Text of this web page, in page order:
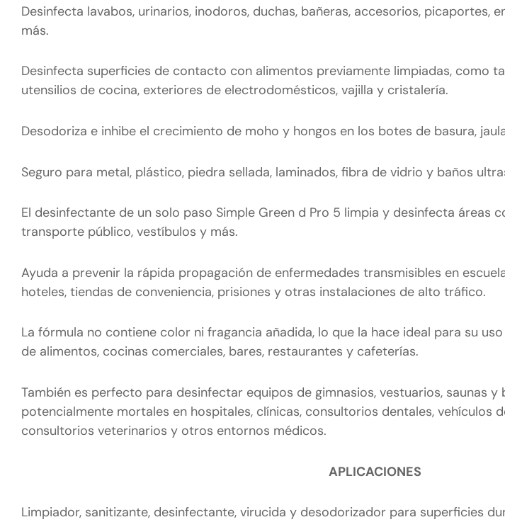
Desinfecta lavabos, urinarios, inodoros, duchas, bañeras, accesorios, picaportes,
más.
Desinfecta superficies de contacto con alimentos previamente limpiadas, como
utensilios de cocina, exteriores de electrodomésticos, vajilla y cristalería.
Desodoriza e inhibe el crecimiento de moho y hongos en los botes de basura,
Seguro para metal, plástico, piedra sellada, laminados, fibra de vidrio y baños
El desinfectante de un solo paso Simple Green d Pro 5 limpia y desinfecta áreas
transporte público, vestíbulos y más.
Ayuda a prevenir la rápida propagación de enfermedades transmisibles en
hoteles, tiendas de conveniencia, prisiones y otras instalaciones de alto tráfico.
La fórmula no contiene color ni fragancia añadida, lo que la hace ideal para su
de alimentos, cocinas comerciales, bares, restaurantes y cafeterías.
También es perfecto para desinfectar equipos de gimnasios, vestuarios, saunas
potencialmente mortales en hospitales, clínicas, consultorios dentales, vehículos
consultorios veterinarios y otros entornos médicos.
APLICACIONES
Limpiador, sanitizante, desinfectante, virucida y desodorizador para superficies